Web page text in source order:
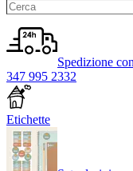
Spedizione
347 995 2332
Etichette